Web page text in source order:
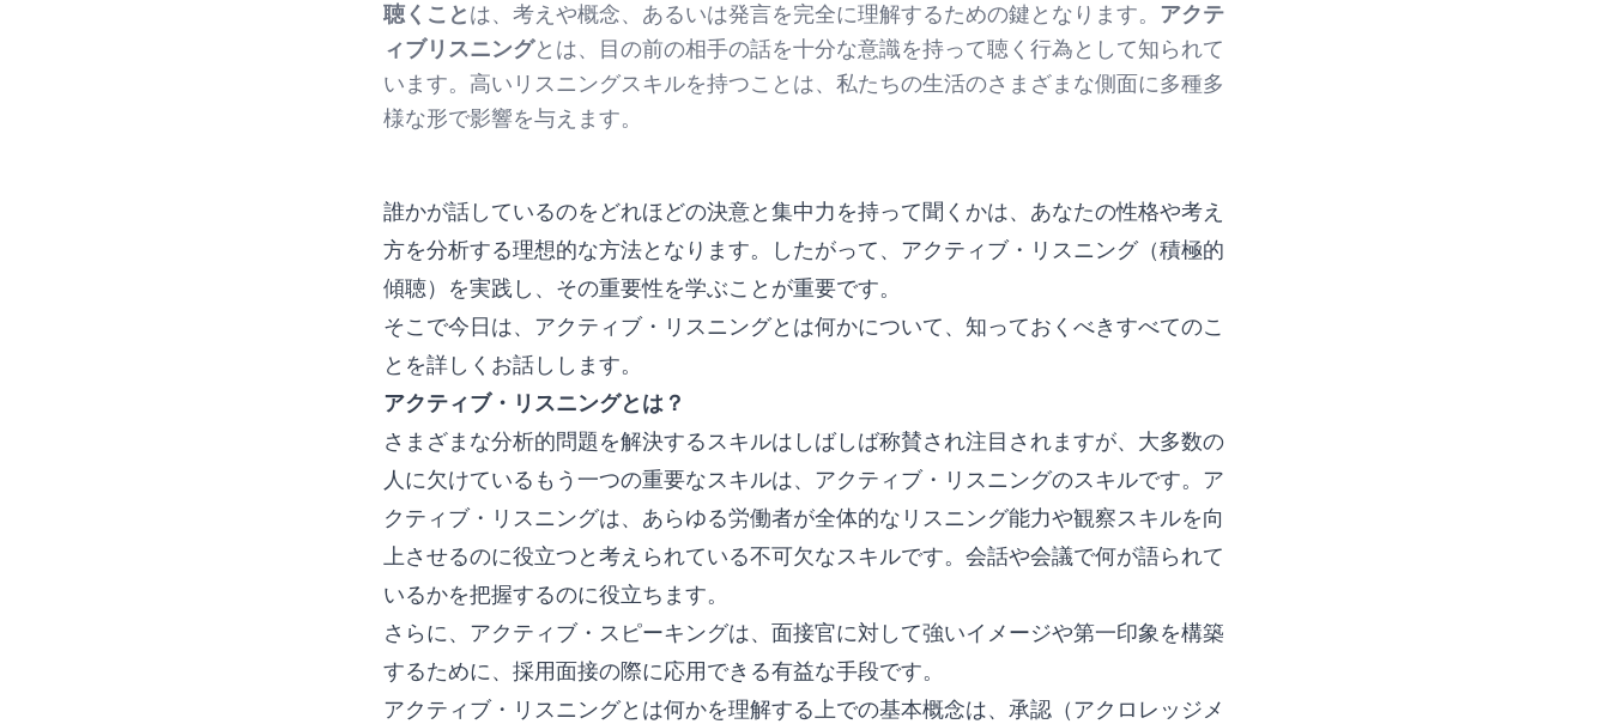
聴くことは、考えや概念、あるいは発言を完全に理解するための鍵となります。 アクテ
ィブリスニングとは、目の前の相手の話を十分な意識を持って聴く行為として知られて
います。高いリスニングスキルを持つことは、私たちの生活のさまざまな側面に多種多
様な形で影響を与えます。
誰かが話しているのをどれほどの決意と集中力を持って聞くかは、あなたの性格や考え
方を分析する理想的な方法となります。したがって、アクティブ・リスニング（積極的
傾聴）を実践し、その重要性を学ぶことが重要です。
そこで今日は、アクティブ・リスニングとは何かについて、知っておくべきすべてのこ
とを詳しくお話しします。
アクティブ・リスニングとは？
さまざまな分析的問題を解決するスキルはしばしば称賛され注目されますが、大多数の
人に欠けているもう一つの重要なスキルは、アクティブ・リスニングのスキルです。ア
クティブ・リスニングは、あらゆる労働者が全体的なリスニング能力や観察スキルを向
上させるのに役立つと考えられている不可欠なスキルです。会話や会議で何が語られて
いるかを把握するのに役立ちます。
さらに、アクティブ・スピーキングは、面接官に対して強いイメージや第一印象を構築
するために、採用面接の際に応用できる有益な手段です。
アクティブ・リスニングとは何かを理解する上での基本概念は、承認（アクロレッジメ